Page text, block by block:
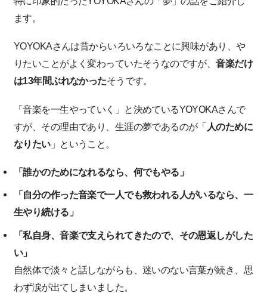
ます。
YOYOKAさんは昔からいろいろなことに興味があり、や
りたいことがよく変わっていたそうなのですが、音楽だけ
は13年間ぶれなかったそうです。
「音楽を一生やっていく」と決めているYOYOKAさんで
すが、その理由であり、生涯の夢であるのが「 人のために
なりたい」ということ。
「誰かのためになれるなら、何でもやる」
「自分の作った音楽で一人でも救われる人がいるなら、一
生やり続ける」
「私自身、音楽で支えられてきたので、その恩返しがした
い」
自然体で淡々と話しながらも、迷いのない言葉が続き、思
わず涙が出てしまいました。